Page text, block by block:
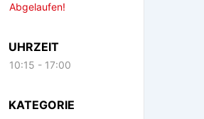
Abgelaufen!
UHRZEIT
10:15 - 17:00
KATEGORIE